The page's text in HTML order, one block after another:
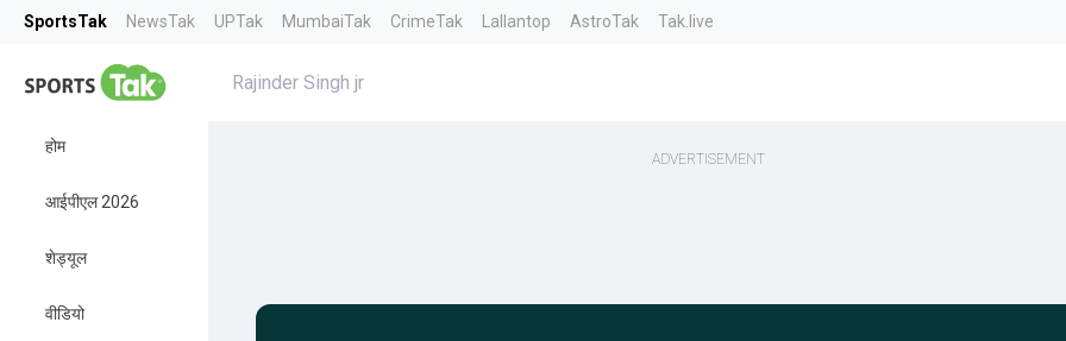
SportsTak NewsTak UPTak MumbaiTak CrimeTak Lallantop AstroTak Tak.live
होम
आईपीएल 2026
शेड्यूल
वीडियो
Rajinder Singh jr